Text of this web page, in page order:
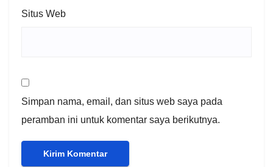
Situs Web
Simpan nama, email, dan situs web saya pada
peramban ini untuk komentar saya berikutnya.